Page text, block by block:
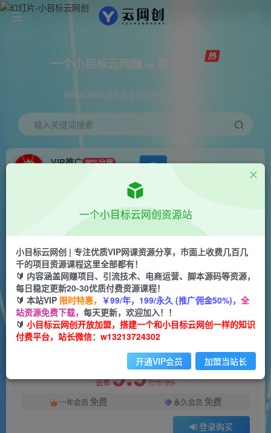
一个小目标云网赚 ∞ 稳定更新
网赚资源&实战项目 全网首发全年365天更新
输入关键词搜索
VIP推广 80%分佣
拼多多全店动销玩法【新课】，告别亏损从全店动
销开始（4节视频课）
一个小目标云网创
2年前发布
关注 私信
1016 143
此内容为付费阅读，请付费后查看
云币9.9云币99
一年会员 免费 永久会员 免费
登录购买
付费阅读
一个小目标云网创资源站
小目标云网创 | 专注优质VIP网课资源分享，市面上收费几百几
千的项目资源课程这里全部都有！
🔰 内容涵盖网赚项目、引流技术、电商运营、脚本源码等资源，
每日稳定更新20-30优质付费资源课程！
🔰 本站VIP 限时特惠， ￥99/年，199/永久 (推广佣金50%)， 全
站资源免费下载， 每天更新，欢迎加入！！
🔰 小目标云网创开放加盟，搭建一个和小目标云网创一样的知识
付费平台，站长微信：w13213724302
开通VIP会员 加盟当站长